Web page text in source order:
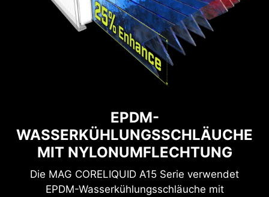
EPDM-
WASSERKÜHLUNGSSCHLÄUCHE
MIT NYLONUMFLECHTUNG
Die MAG CORELIQUID A15 Serie verwendet
EPDM-Wasserkühlungsschläuche mit